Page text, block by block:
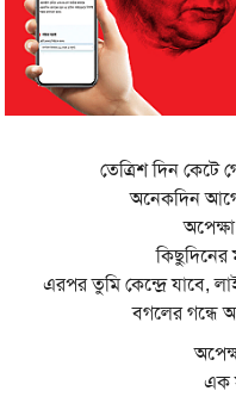
তেত্রিশ দিন কেটে
অনেকদিন
কিছুদিনের
এরপর তুমি কেন্দ্রে যাবে,
বগলের গন্ধে
এক